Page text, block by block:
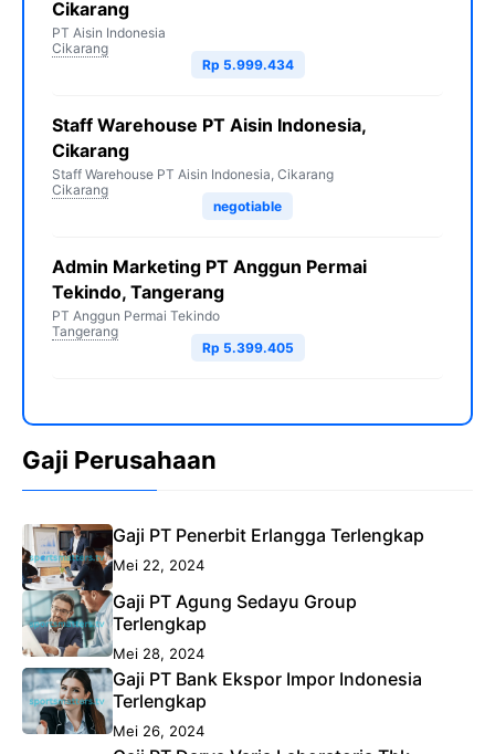
Cikarang
PT Aisin Indonesia
Cikarang
Rp 5.999.434
Staff Warehouse PT Aisin Indonesia,
Cikarang
Staff Warehouse PT Aisin Indonesia, Cikarang
Cikarang
negotiable
Admin Marketing PT Anggun Permai
Tekindo, Tangerang
PT Anggun Permai Tekindo
Tangerang
Rp 5.399.405
Gaji Perusahaan
Gaji PT Penerbit Erlangga Terlengkap
Mei 22, 2024
Gaji PT Agung Sedayu Group
Terlengkap
Mei 28, 2024
Gaji PT Bank Ekspor Impor Indonesia
Terlengkap
Mei 26, 2024